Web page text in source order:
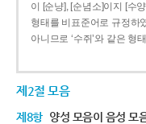
이 [순냥], [순념소]이지 [수
형태를 비표준어로 규정하
아니므로 ‘수쥐’와 같은 형
제2절 모음
제8항 양성 모음이 음성 모